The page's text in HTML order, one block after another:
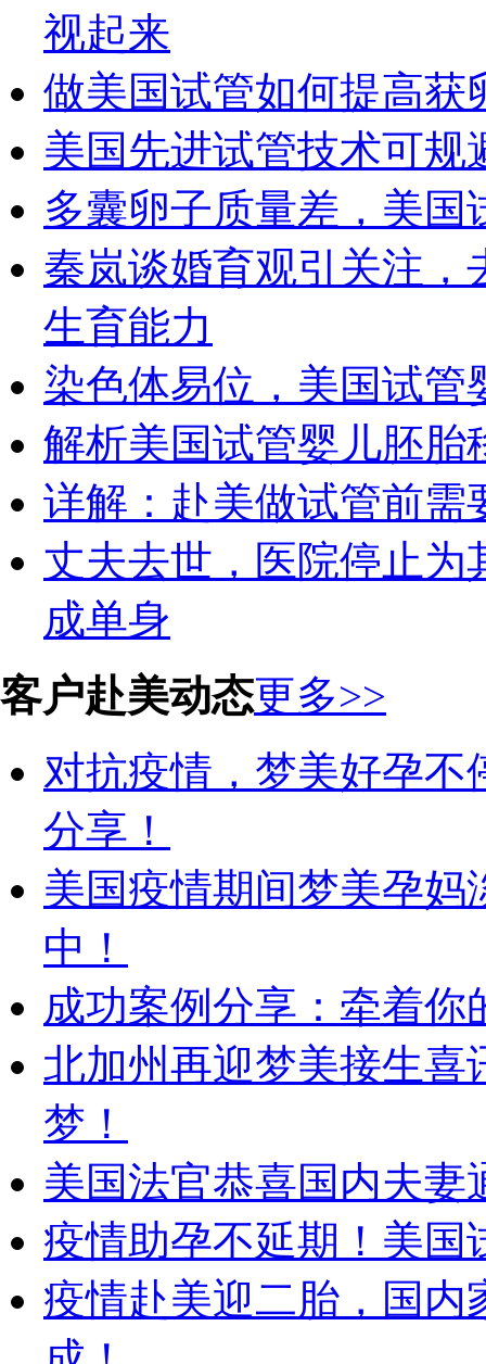
视起来
做美国试管如何提高获
美国先进试管技术可
多囊卵子质量差，美
秦岚谈婚育观引关注，
生育能力
染色体易位，美国试管
解析美国试管婴儿胚胎
详解：赴美做试管前需
丈夫去世，医院停止为
成单身
客户赴美动态更多>>
对抗疫情，梦美好孕
分享！
美国疫情期间梦美孕
中！
成功案例分享：牵着你
北加州再迎梦美接生喜
梦！
美国法官恭喜国内夫
疫情助孕不延期！美国
疫情赴美迎二胎，国内